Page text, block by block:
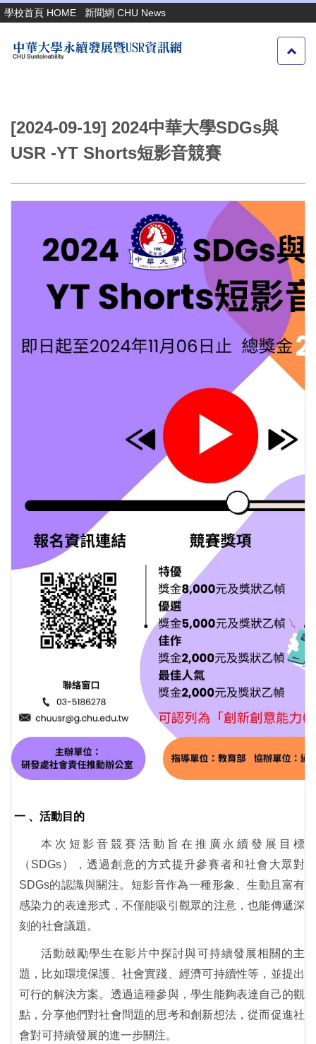
跳
到
要
學校首頁 HOME 新聞網 CHU News
[2024-09-19] 2024中華大學SDGs與
USR -YT Shorts短影音競賽
一 、活動目的
本次短影音競賽活動旨在推廣永續發展目標
（SDGs），透過創意的方式提升參賽者和社會大眾對
SDGs的認識與關注。短影音作為一種形象、生動且富有
感染力的表達形式，不僅能吸引觀眾的注意，也能傳遞深
刻的社會議題。
活動鼓勵學生在影片中探討與可持續發展相關的主
題，比如環境保護、社會實踐、經濟可持續性等，並提出
可行的解決方案。透過這種參與，學生能夠表達自己的觀
點，分享他們對社會問題的思考和創新想法，從而促進社
會對可持續發展的進一步關注。